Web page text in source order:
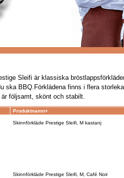
Sleifi är klassiska
ska BBQ.Förklädena finns i flera
följsamt, skönt och stabilt.
Produktnamn+
Skinnförkläde Prestige Sleifi, M kastanj
Skinnförkläde Prestige Sleifi, M, Café Noir